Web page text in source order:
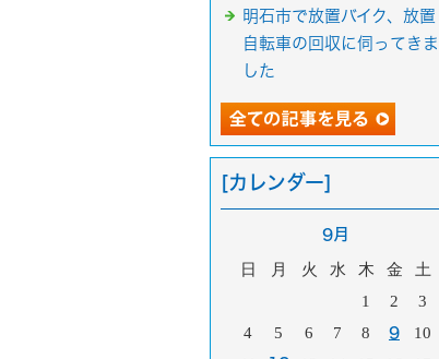
明石市で放置バイク、放置
自転車の回収に伺ってきま
した
[カレンダー]
9月
日 月 火 水 木 金
土
1
2
3
4
5 6 7 8 9
10